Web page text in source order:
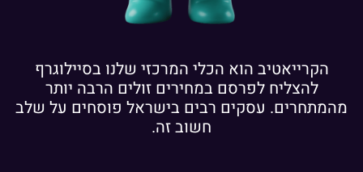
הקרייאטיב הוא הכלי המרכזי שלנו בסיילוגרף
להצליח לפרסם במחירים זולים הרבה יותר
מהמתחרים. עסקים רבים בישראל פוסחים על שלב
חשוב זה.